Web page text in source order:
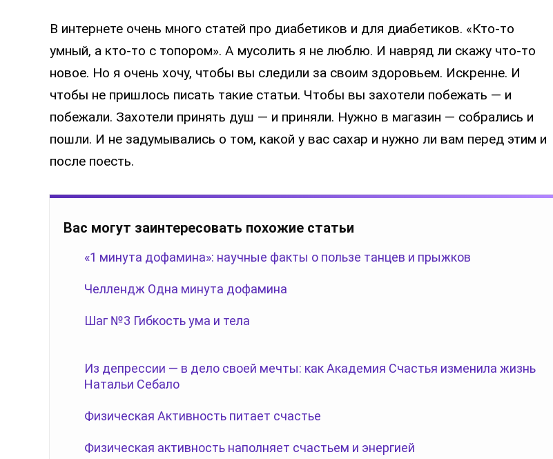
В интернете очень много статей про диабетиков и для диабетиков. «Кто-то
умный, а кто-то с топором». А мусолить я не люблю. И навряд ли скажу что-то
новое. Но я очень хочу, чтобы вы следили за своим здоровьем. Искренне. И
чтобы не пришлось писать такие статьи. Чтобы вы захотели побежать — и
побежали. Захотели принять душ — и приняли. Нужно в магазин — собрались и
пошли. И не задумывались о том, какой у вас сахар и нужно ли вам перед этим и
после поесть.
Вас могут заинтересовать похожие статьи
«1 минута дофамина»: научные факты о пользе танцев и прыжков
Челлендж Одна минута дофамина
Шаг №3 Гибкость ума и тела
Из депрессии — в дело своей мечты: как Академия Счастья изменила жизнь
Натальи Себало
Физическая Активность питает счастье
Физическая активность наполняет счастьем и энергией